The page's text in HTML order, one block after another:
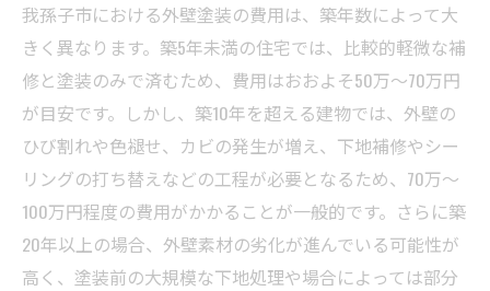
我孫子市における外壁塗装の費用は、築年数によって大
きく異なります。築5年未満の住宅では、比較的軽微な補
修と塗装のみで済むため、費用はおおよそ50万〜70万円
が目安です。しかし、築10年を超える建物では、外壁の
ひび割れや色褪せ、カビの発生が増え、下地補修やシー
リングの打ち替えなどの工程が必要となるため、70万〜
100万円程度の費用がかかることが一般的です。さらに築
20年以上の場合、外壁素材の劣化が進んでいる可能性が
高く、塗装前の大規模な下地処理や場合によっては部分